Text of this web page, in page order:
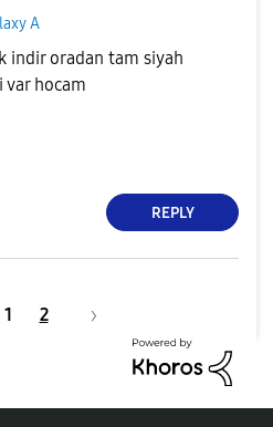
A
indir oradan tam siyah
var hocam
REPLY
1 2